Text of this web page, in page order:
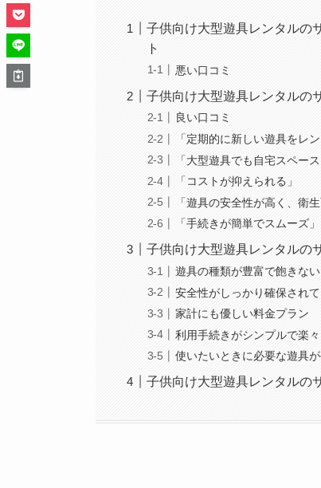
子供向け大型遊具レンタルの
ト
悪い口コミ
子供向け大型遊具レンタルの
良い口コミ
「定期的に新しい遊具をレ
「大型遊具でも自宅スペー
「コストが抑えられる」
「遊具の安全性が高く、衛生
「手続きが簡単でスムーズ」
子供向け大型遊具レンタルの
遊具の種類が豊富で飽きない
安全性がしっかり確保され
家計にも優しい料金プラン
利用手続きがシンプルで楽々
使いたいときに必要な遊具
子供向け大型遊具レンタルの